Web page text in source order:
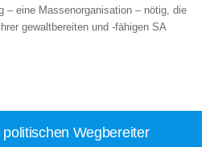
– eine Massenorganisation – nötig, die
gewaltbereiten und -fähigen SA
Wegbereiter